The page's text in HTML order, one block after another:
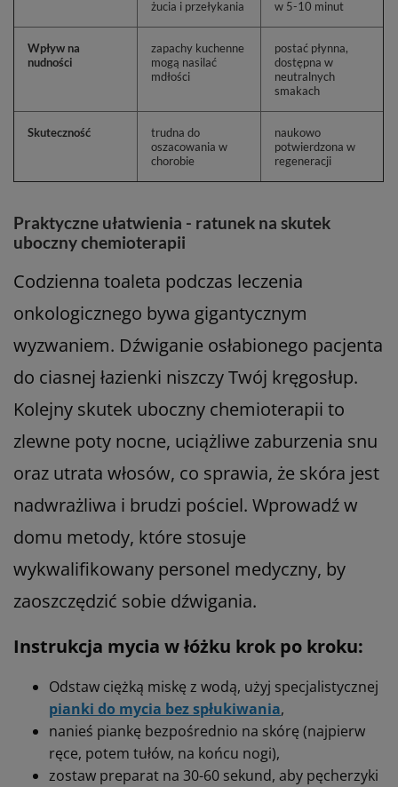
żucia i przełykania
w 5-10 minut
Wpływ na
nudności
zapachy kuchenne
mogą nasilać
mdłości
postać płynna,
dostępna w
neutralnych
smakach
Skuteczność
trudna do
oszacowania w
chorobie
naukowo
potwierdzona w
regeneracji
Praktyczne ułatwienia - ratunek na skutek
uboczny chemioterapii
Codzienna toaleta podczas leczenia
onkologicznego bywa gigantycznym
wyzwaniem. Dźwiganie osłabionego pacjenta
do ciasnej łazienki niszczy Twój kręgosłup.
Kolejny skutek uboczny chemioterapii to
zlewne poty nocne, uciążliwe zaburzenia snu
oraz utrata włosów, co sprawia, że skóra jest
nadwrażliwa i brudzi pościel. Wprowadź w
domu metody, które stosuje
wykwalifikowany personel medyczny, by
zaoszczędzić sobie dźwigania.
Instrukcja mycia w łóżku krok po kroku:
Odstaw ciężką miskę z wodą, użyj specjalistycznej
pianki do mycia bez spłukiwania,
nanieś piankę bezpośrednio na skórę (najpierw
ręce, potem tułów, na końcu nogi),
zostaw preparat na 30-60 sekund, aby pęcherzyki